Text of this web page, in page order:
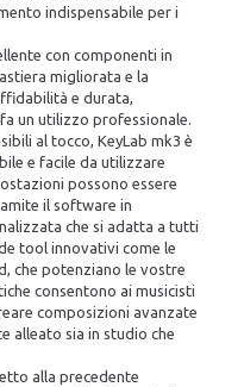
indispensabile per i
con componenti in
migliorata e la
e durata,
un utilizzo professionale.
al tocco, KeyLab mk3 è
e facile da utilizzare
possono essere
il software in
che si adatta a tutti
tool innovativi come le
che potenziano le vostre
consentono ai musicisti
composizioni avanzate
alleato sia in studio che
alla precedente